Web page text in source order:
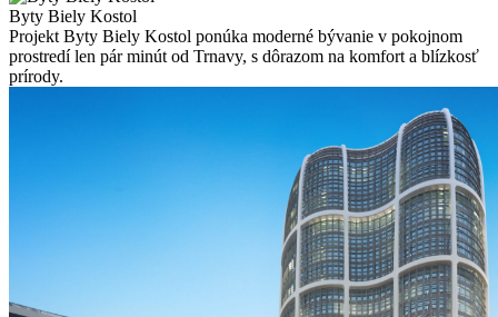
Byty Biely Kostol
Projekt Byty Biely Kostol ponúka moderné bývanie v pokojnom
prostredí len pár minút od Trnavy, s dôrazom na komfort a blízkosť
prírody.